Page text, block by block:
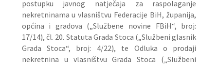
postupku javnog natječaja za raspolaganje
nekretninama u vlasništvu Federacije BiH, županija,
općina i gradova („Službene novine FBiH“, broj:
17/14), čl. 20. Statuta Grada Stoca („Službeni glasnik
Grada Stoca“, broj: 4/22), te Odluka o prodaji
nekretnina u vlasništvu Grada Stoca („Službeni